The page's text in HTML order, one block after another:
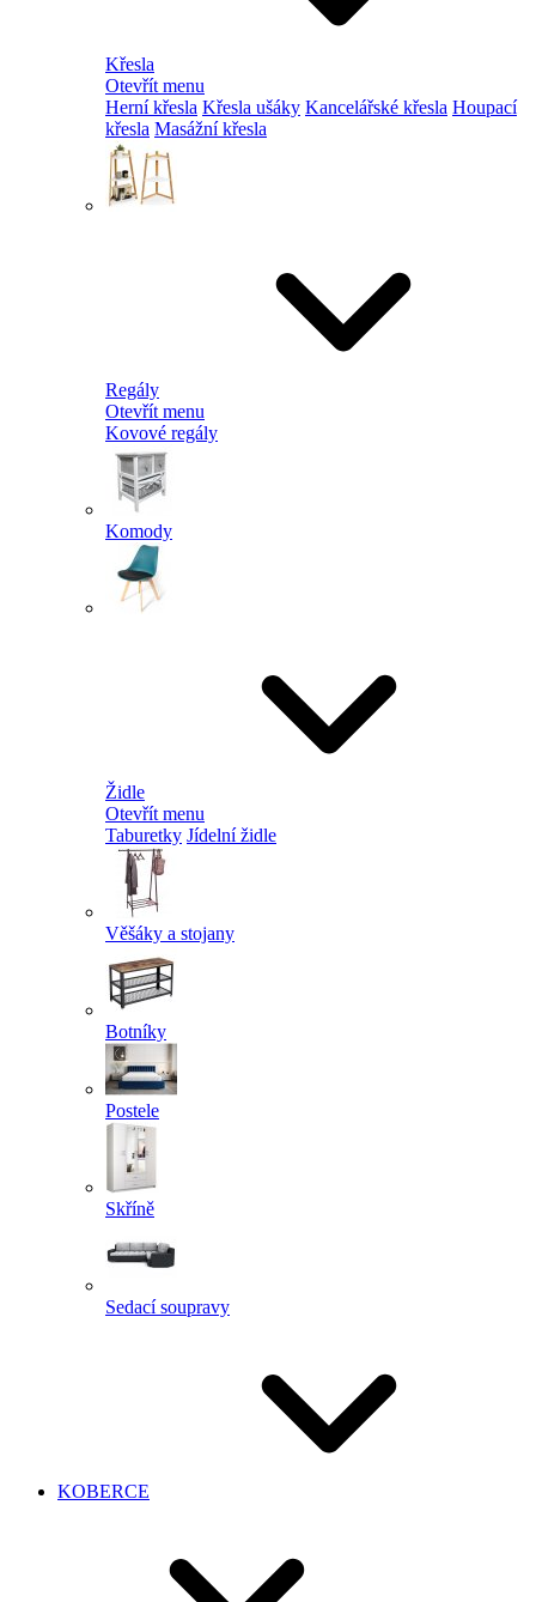
Křesla
Otevřít menu
Herní křesla Křesla ušáky Kancelářské křesla Houpací
křesla Masážní křesla
Regály
Otevřít menu
Kovové regály
Komody
Židle
Otevřít menu
Taburetky Jídelní židle
Věšáky a stojany
Botníky
Postele
Skříně
Sedací soupravy
KOBERCE